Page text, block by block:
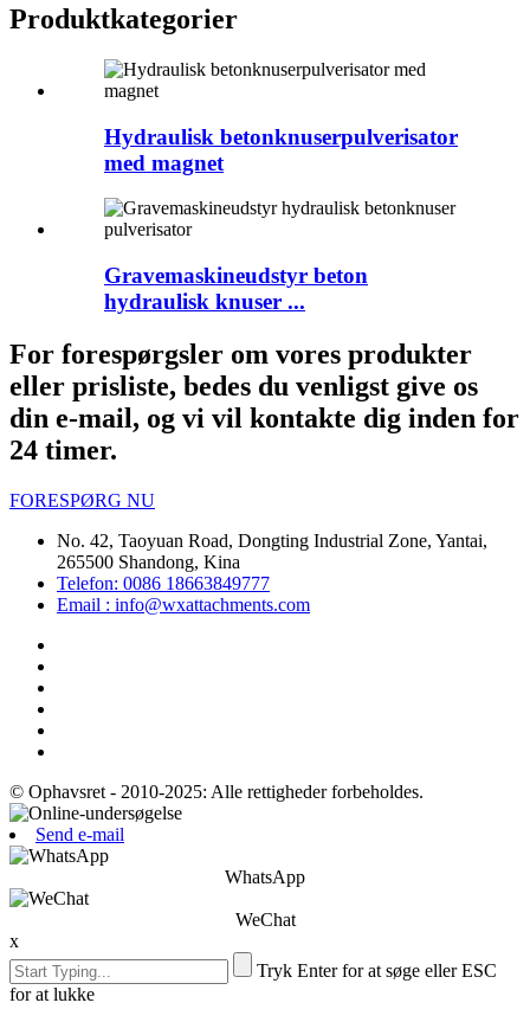
Produktkategorier
Hydraulisk betonknuserpulverisator
med magnet
Gravemaskineudstyr beton
hydraulisk knuser ...
For forespørgsler om vores produkter
eller prisliste, bedes du venligst give os
din e-mail, og vi vil kontakte dig inden for
24 timer.
FORESPØRG NU
No. 42, Taoyuan Road, Dongting Industrial Zone, Yantai,
265500 Shandong, Kina
Telefon: 0086 18663849777
Email : info@wxattachments.com
© Ophavsret - 2010-2025: Alle rettigheder forbeholdes.
Send e-mail
WhatsApp
WeChat
x
Tryk Enter for at søge eller ESC
for at lukke